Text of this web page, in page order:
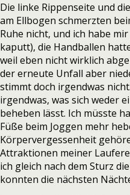
Die linke Rippenseite und
am Ellbogen schmerzten
Ruhe nicht, und ich habe
kaputt), die Handballen
weil eben nicht wirklich
der erneute Unfall aber
stimmt doch irgendwas
irgendwas, was sich weder
beheben lässt. Ich müsste
Füße beim Joggen mehr
Körpervergessenheit
Attraktionen meiner
ich gleich nach dem Sturz
konnten die nächsten